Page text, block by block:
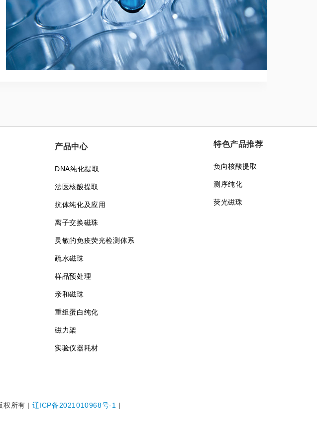
产品中心
DNA纯化提取
法医核酸提取
抗体纯化及应用
离子交换磁珠
灵敏的免疫荧光检测体系
疏水磁珠
样品预处理
亲和磁珠
重组蛋白纯化
磁力架
实验仪器耗材
特色产品推荐
负向核酸提取
测序纯化
荧光磁珠
权所有 | 辽ICP备2021010968号-1 |